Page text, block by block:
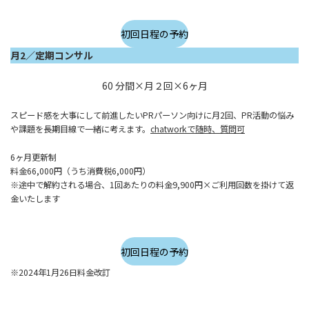
初回日程の予約
月2／定期コンサル
60 分間×月２回×6ヶ月
スピード感を大事にして前進したいPRパーソン向けに月2回、PR活動の悩み
や課題を長期目線で一緒に考えます。 chatworkで随時、質問可
6ヶ月更新制
料金66,000円（うち消費税6,000円）
※途中で解約される場合、1回あたりの料金9,900円×ご利用回数を掛けて返
金いたします
初回日程の予約
※2024年1月26日料金改訂